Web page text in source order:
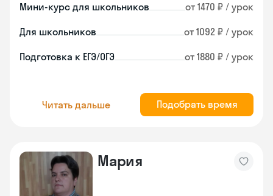
Мини-курс для школьников от 1470 ₽ / урок
Для школьников от 1092 ₽ / урок
Подготовка к ЕГЭ/ОГЭ от 1880 ₽ / урок
Читать дальше Подобрать время
Мария